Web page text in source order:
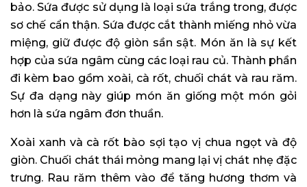
bảo. Sứa được sử dụng là loại sứa trắng trong, được
sơ chế cẩn thận. Sứa được cắt thành miếng nhỏ vừa
miệng, giữ được độ giòn sần sật. Món ăn là sự kết
hợp của sứa ngâm cùng các loại rau củ. Thành phần
đi kèm bao gồm xoài, cà rốt, chuối chát và rau răm.
Sự đa dạng này giúp món ăn giống một món gỏi
hơn là sứa ngâm đơn thuần.
Xoài xanh và cà rốt bào sợi tạo vị chua ngọt và độ
giòn. Chuối chát thái mỏng mang lại vị chát nhẹ đặc
trưng. Rau răm thêm vào để tăng hương thơm và